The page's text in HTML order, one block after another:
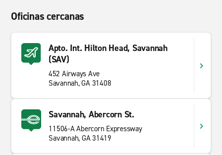
Oficinas cercanas
Apto. Int. Hilton Head, Savannah
(SAV)
452 Airways Ave
Savannah, GA 31408
Savannah, Abercorn St.
11506-A Abercorn Expressway
Savannah, GA 31419